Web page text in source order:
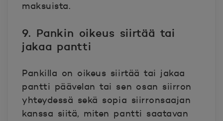
maksuista.
9. Pankin oikeus siirtää tai
jakaa pantti
Pankilla on oikeus siirtää tai jakaa
pantti päävelan tai sen osan siirron
yhteydessä sekä sopia siirronsaajan
kanssa siitä, miten pantti saatavan